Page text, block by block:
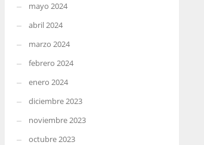
mayo 2024
abril 2024
marzo 2024
febrero 2024
enero 2024
diciembre 2023
noviembre 2023
octubre 2023